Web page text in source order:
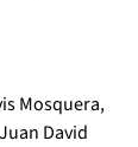
Mosquera,
David